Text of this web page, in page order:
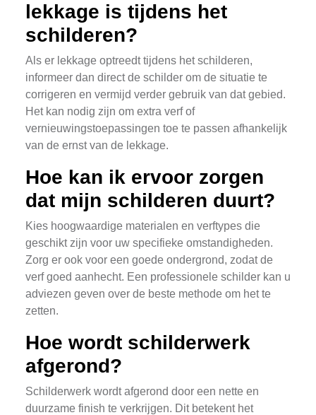
lekkage is tijdens het
schilderen?
Als er lekkage optreedt tijdens het schilderen,
informeer dan direct de schilder om de situatie te
corrigeren en vermijd verder gebruik van dat gebied.
Het kan nodig zijn om extra verf of
vernieuwingstoepassingen toe te passen afhankelijk
van de ernst van de lekkage.
Hoe kan ik ervoor zorgen
dat mijn schilderen duurt?
Kies hoogwaardige materialen en verftypes die
geschikt zijn voor uw specifieke omstandigheden.
Zorg er ook voor een goede ondergrond, zodat de
verf goed aanhecht. Een professionele schilder kan u
adviezen geven over de beste methode om het te
zetten.
Hoe wordt schilderwerk
afgerond?
Schilderwerk wordt afgerond door een nette en
duurzame finish te verkrijgen. Dit betekent het